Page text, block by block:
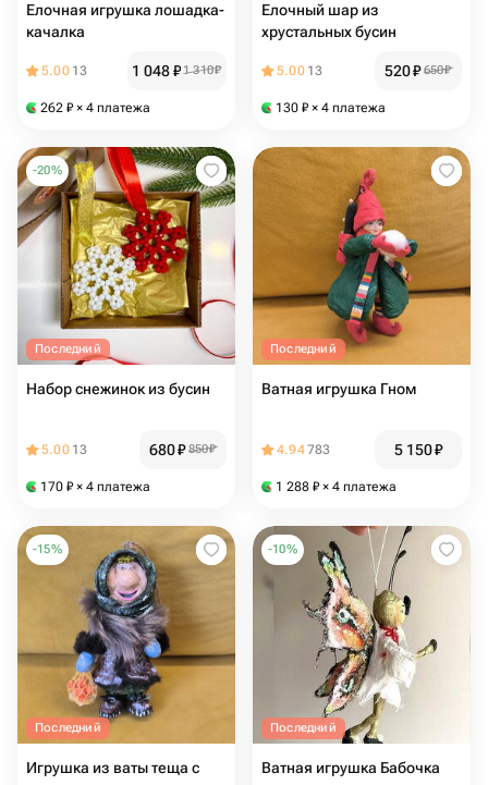
Елочная игрушка лошадка-
качалка
5.00 13 1 048₽1 310₽
262 ₽ × 4 платежа
Елочный шар из
хрустальных бусин
5.00 13 520₽ 650₽
130 ₽ × 4 платежа
-20%
Последний
Набор снежинок из бусин
5.00 13 680₽ 850₽
170 ₽ × 4 платежа
Последний
Ватная игрушка Гном
4.94783 5 150₽
1 288 ₽ × 4 платежа
-15%
Последний
Игрушка из ваты тeща с
-10%
Последний
Ватная игрушка Бабочка